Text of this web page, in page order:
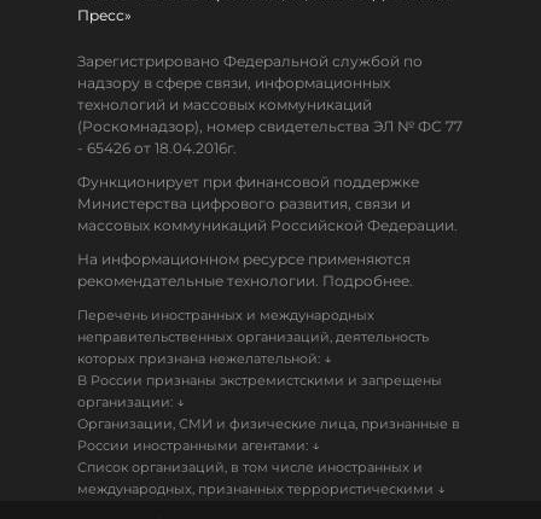
Пресс»
Зарегистрировано Федеральной службой по
надзору в сфере связи, информационных
технологий и массовых коммуникаций
(Роскомнадзор), номер свидетельства ЭЛ № ФС 77
- 65426 от 18.04.2016г.
Функционирует при финансовой поддержке
Министерства цифрового развития, связи и
массовых коммуникаций Российской Федерации.
На информационном ресурсе применяются
рекомендательные технологии. Подробнее.
Перечень иностранных и международных
неправительственных организаций, деятельность
которых признана нежелательной: ↓
В России признаны экстремистскими и запрещены
организации: ↓
Организации, СМИ и физические лица, признанные в
России иностранными агентами: ↓
Список организаций, в том числе иностранных и
международных, признанных террористическими ↓